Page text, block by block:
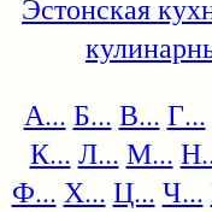
Эстонская
А... Б... В... Г...
К... Л... М...
Ф... Х... Ц... Ч...